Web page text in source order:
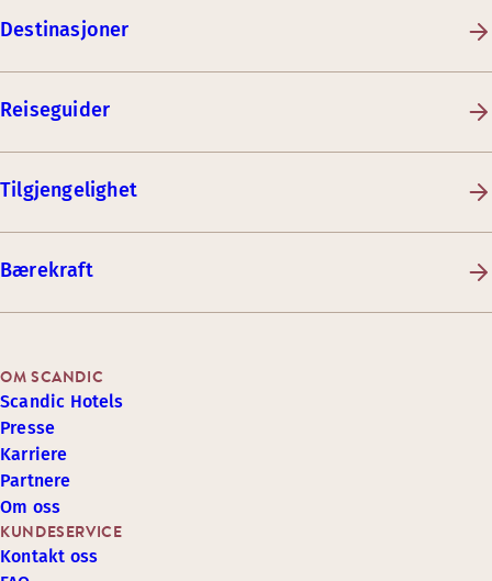
Destinasjoner
Reiseguider
Tilgjengelighet
Bærekraft
KUNDESERVICE
Kontakt oss
OM SCANDIC
Scandic Hotels
Presse
Karriere
Partnere
Om oss